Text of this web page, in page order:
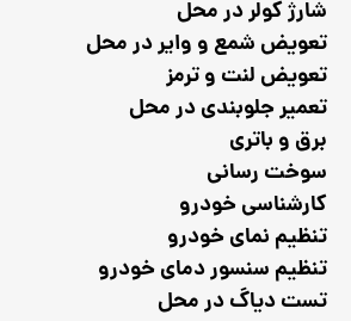
شارژ کولر در محل
تعویض شمع و وایر در محل
تعویض لنت و ترمز
تعمیر جلوبندی در محل
برق و باتری
سوخت رسانی
کارشناسی خودرو
تنظیم نمای خودرو
تنظیم سنسور دمای خودرو
تست دیاگ در محل